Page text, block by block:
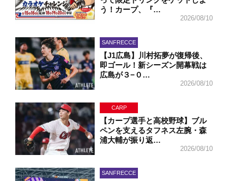
う！カープ、『…
2026/08/10
SANFRECCE
【J1広島】川村拓夢が復帰後、
即ゴール！新シーズン開幕戦は
広島が３−０…
2026/08/10
CARP
【カープ選手と高校野球】ブル
ペンを支えるタフネス左腕・森
浦大輔が振り返…
2026/08/10
SANFRECCE